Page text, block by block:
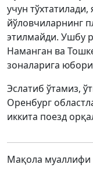
учун
йўловчиларнинг
этилмайди. Ушбу
Наманган ва
зоналарига
Эслатиб ўтамиз,
Оренбург
иккита поезд
Мақола муаллифи